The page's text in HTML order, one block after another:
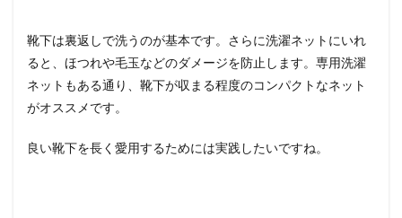
靴下は裏返しで洗うのが基本です。さらに洗濯ネットにいれ
ると、ほつれや毛玉などのダメージを防止します。専用洗濯
ネットもある通り、靴下が収まる程度のコンパクトなネット
がオススメです。
良い靴下を長く愛用するためには実践したいですね。